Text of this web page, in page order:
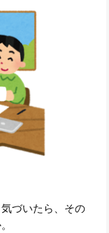
づいたら、その